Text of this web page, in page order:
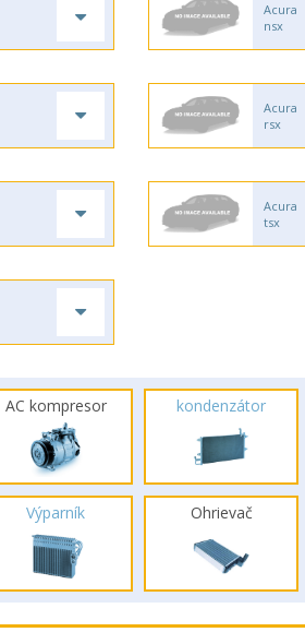
Acura
nsx
Acura
rsx
Acura
tsx
AC kompresor kondenzátor
Výparník Ohrievač